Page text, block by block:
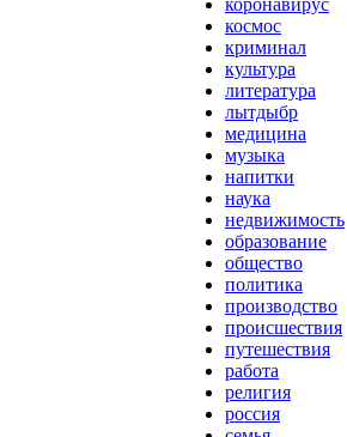
космос
криминал
культура
литература
лытдыбр
медицина
музыка
напитки
наука
недвижимость
образование
общество
политика
производство
происшествия
путешествия
работа
религия
россия